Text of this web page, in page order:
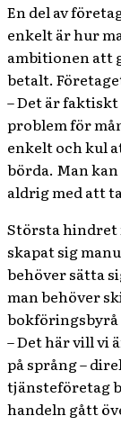
En del av
enkelt är hur
ambitionen att
betalt.
– Det är
problem för
enkelt och kul
börda. Man
aldrig med att
Största hindret
skapat sig
behöver sätta
man behöver
– Det här vill vi
på språng –
tjänsteföretag
handeln gått